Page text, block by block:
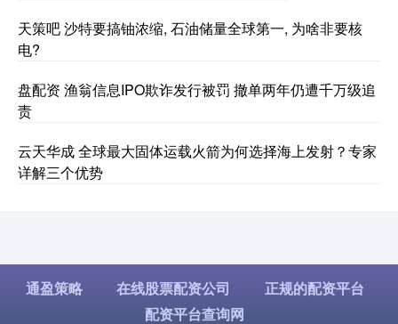
天策吧 沙特要搞铀浓缩, 石油储量全球第一, 为啥非要核
电?
盘配资 渔翁信息IPO欺诈发行被罚 撤单两年仍遭千万级追
责
云天华成 全球最大固体运载火箭为何选择海上发射？专家
详解三个优势
通盈策略 在线股票配资公司
正规的配资平台
配资平台查询网